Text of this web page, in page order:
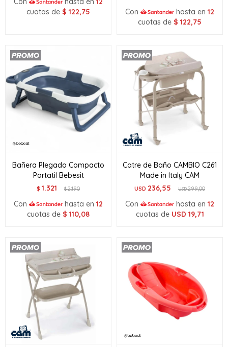
cuotas de $ 122,75 Con hasta en 12
cuotas de $ 122,75
Bañera Plegado Compacto
Portatil Bebesit
$ 1.321 $2.190
Con hasta en 12
cuotas de $ 110,08
Catre de Baño CAMBIO C261
Made in Italy CAM
USD 236,55 USD299,00
Con hasta en 12
cuotas de USD 19,71